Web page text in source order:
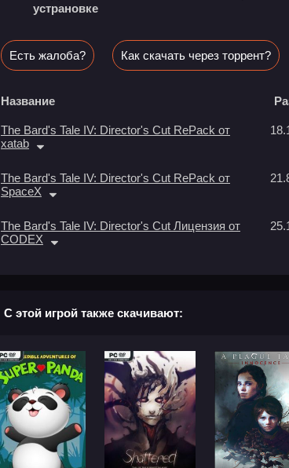
устрановке
Есть жалоба? Как скачать через торрент?
Название
The Bard's Tale IV: Director's Cut RePack от
xatab
The Bard's Tale IV: Director's Cut RePack от
SpaceX
The Bard's Tale IV: Director's Cut Лицензия от
CODEX
С этой игрой также скачивают: